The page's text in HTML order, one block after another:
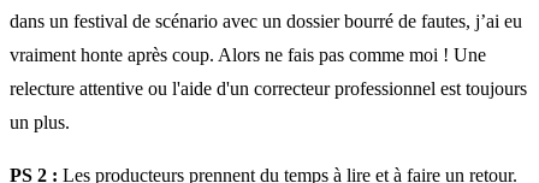
dans un festival de scénario avec un dossier bourré de fautes, j’ai eu
vraiment honte après coup. Alors ne fais pas comme moi ! Une
relecture attentive ou l'aide d'un correcteur professionnel est toujours
un plus.
PS 2 : Les producteurs prennent du temps à lire et à faire un retour.